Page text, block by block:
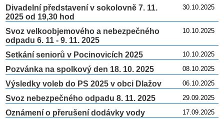
30.10.2025
Divadelní představení v sokolovně 7. 11.
2025 od 19,30 hod
10.10.2025
Svoz velkoobjemového a nebezpečného
odpadu 6. 11 - 9. 11. 2025
10.10.2025
Setkání seniorů v Pocinovicích 2025
08.10.2025
Pozvánka na spolkový den 18. 10. 2025
06.10.2025
Výsledky voleb do PS 2025 v obci Dlažov
29.09.2025
Svoz nebezpečného odpadu 8. 11. 2025
17.09.2025
Oznámení o přerušení dodávky vody